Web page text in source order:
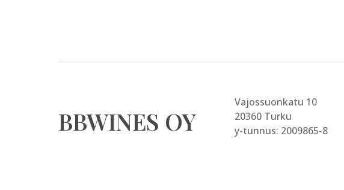
BBWINES OY
Vajossuonkatu 10
20360 Turku
y-tunnus: 2009865-8